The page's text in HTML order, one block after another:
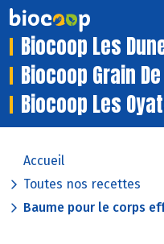
Biocoop Les
Biocoop Grain
Biocoop Les
Accueil
Toutes nos recettes
Baume pour le corps